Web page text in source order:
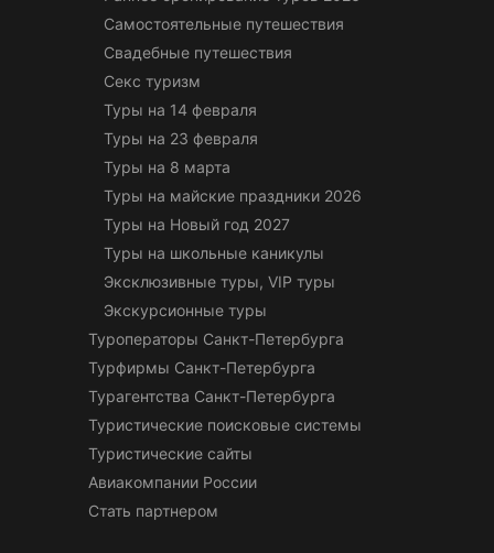
Самостоятельные путешествия
Свадебные путешествия
Секс туризм
Туры на 14 февраля
Туры на 23 февраля
Туры на 8 марта
Туры на майские праздники 2026
Туры на Новый год 2027
Туры на школьные каникулы
Эксклюзивные туры, VIP туры
Экскурсионные туры
Туроператоры Санкт-Петербурга
Турфирмы Санкт-Петербурга
Турагентства Санкт-Петербурга
Туристические поисковые системы
Туристические сайты
Авиакомпании России
Стать партнером